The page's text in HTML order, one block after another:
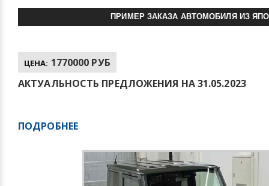
ПРИМЕР ЗАКАЗА АВТОМОБИЛЯ ИЗ
ЦЕНА: 1770000 РУБ
АКТУАЛЬНОСТЬ ПРЕДЛОЖЕНИЯ НА 31.05.2023
ПОДРОБНЕЕ